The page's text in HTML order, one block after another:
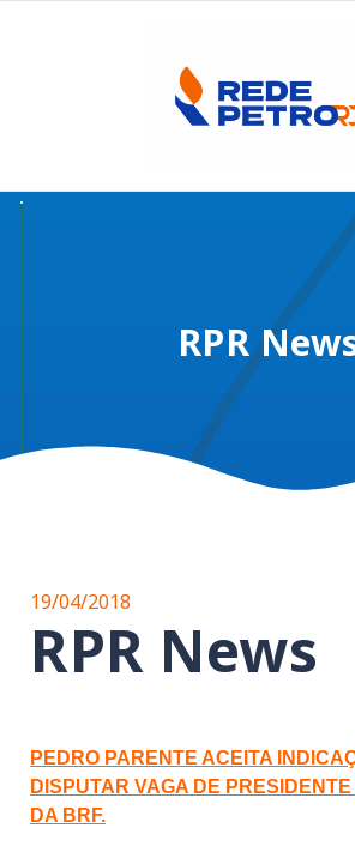
RPR
19/04/2018
RPR News
PEDRO PARENTE ACEITA
DISPUTAR VAGA DE
DA BRF.